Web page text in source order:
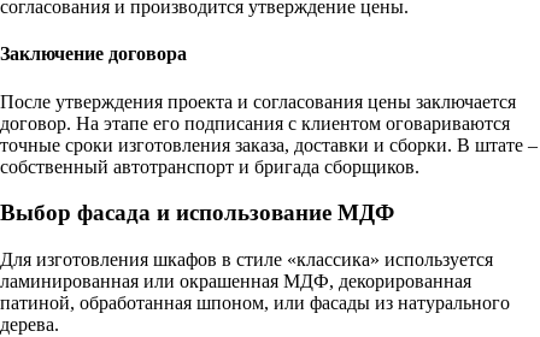
согласования и производится утверждение цены.
Заключение договора
После утверждения проекта и согласования цены заключается
договор. На этапе его подписания с клиентом оговариваются
точные сроки изготовления заказа, доставки и сборки. В штате –
собственный автотранспорт и бригада сборщиков.
Выбор фасада и использование МДФ
Для изготовления шкафов в стиле «классика» используется
ламинированная или окрашенная МДФ, декорированная
патиной, обработанная шпоном, или фасады из натурального
дерева.